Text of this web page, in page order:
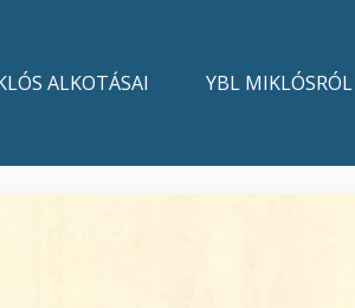
ALKOTÁSAI YBL MIKLÓSRÓL